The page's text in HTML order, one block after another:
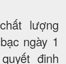
lượng
ngày 1
định